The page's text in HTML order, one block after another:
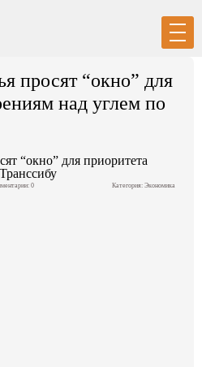
Регистрация
Политика
просят “окно” для
над углем по
0 Категория: Экономика